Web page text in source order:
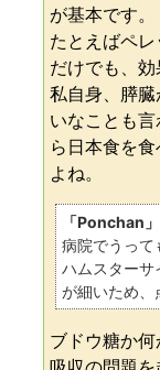
が基本です。
たとえばペ
だけでも、効
私自身、膵
いなことも
ら日本食を
よね。
「Ponchan
病院でうって
ハムスターサ
が細いため、
ブドウ糖か何